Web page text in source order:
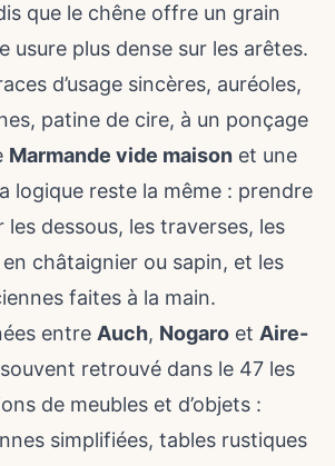
que le chêne offre un grain
usure plus dense sur les arêtes.
d’usage sincères, auréoles,
patine de cire, à un ponçage
Marmande vide maison et une
logique reste la même : prendre
les dessous, les traverses, les
châtaignier ou sapin, et les
faites à la main.
entre Auch, Nogaro et Aire-
souvent retrouvé dans le 47 les
de meubles et d’objets :
simplifiées, tables rustiques